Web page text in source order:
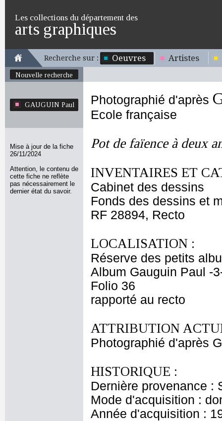
Les collections du département des
arts graphiques
Recherche sur : Oeuvres Artistes
Nouvelle recherche
GAUGUIN Paul
Mise à jour de la fiche
26/11/2024
Attention, le contenu de
cette fiche ne reflète
pas nécessairement le
dernier état du savoir.
Photographié d'après
Ecole française
Pot de faïence à deux
INVENTAIRES ET
Cabinet des dessins
Fonds des dessins et
RF 28894, Recto
LOCALISATION :
Réserve des petits
Album Gauguin Paul -
Folio 36
rapporté au recto
ATTRIBUTION
Photographié d'après
HISTORIQUE :
Dernière provenance :
Mode d'acquisition :
Année d'acquisition :